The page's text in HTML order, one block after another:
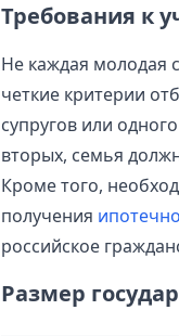
Требования к
Не каждая молодая
четкие критерии
супругов или
вторых, семья
Кроме того,
получения
российское
Размер